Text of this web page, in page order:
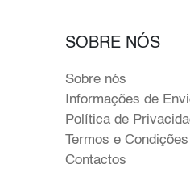
SOBRE NÓS
Sobre nós
Informações de
Política de
Termos e
Contactos